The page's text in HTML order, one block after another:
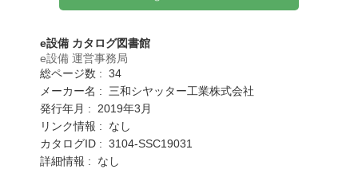
e設備 カタログ図書館
e設備 運営事務局
総ページ数 : 34
メーカー名 : 三和シヤッター工業株式会社
発行年月 : 2019年3月
リンク情報 : なし
カタログID : 3104-SSC19031
詳細情報 : なし